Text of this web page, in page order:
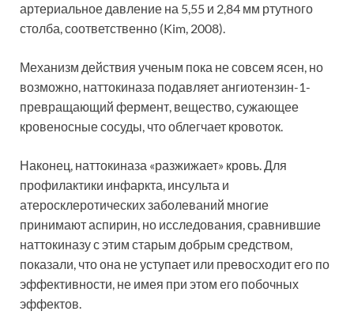
артериальное давление на 5,55 и 2,84 мм ртутного
столба, соответственно (Kim, 2008).
Механизм действия ученым пока не совсем ясен, но
возможно, наттокиназа подавляет ангиотензин-1-
превращающий фермент, вещество, сужающее
кровеносные сосуды, что облегчает кровоток.
Наконец, наттокиназа «разжижает» кровь. Для
профилактики инфаркта, инсульта и
атеросклеротических заболеваний многие
принимают аспирин, но исследования, сравнившие
наттокиназу с этим старым добрым средством,
показали, что она не уступает или превосходит его по
эффективности, не имея при этом его побочных
эффектов.